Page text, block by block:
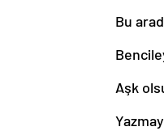
Bu
Aşk